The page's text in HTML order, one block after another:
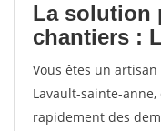
La solution
chantiers :
Vous êtes un
Lavault-sainte-
rapidement des